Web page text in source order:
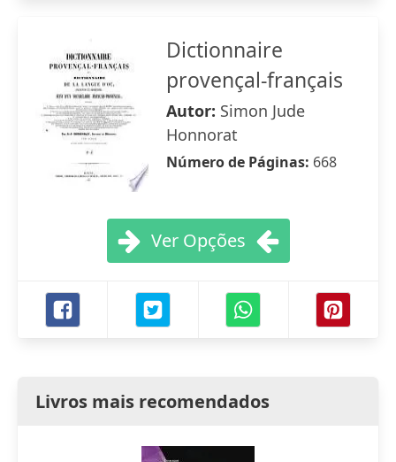
Dictionnaire
provençal-français
Autor: Simon Jude
Honnorat
Número de Páginas: 668
Ver Opções
Livros mais recomendados